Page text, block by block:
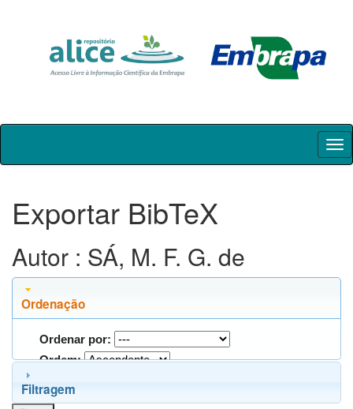
Skip
Exportar BibTeX
Autor : SÁ, M. F. G. de
Ordenação
Ordenar por:
Ordem:
Filtragem